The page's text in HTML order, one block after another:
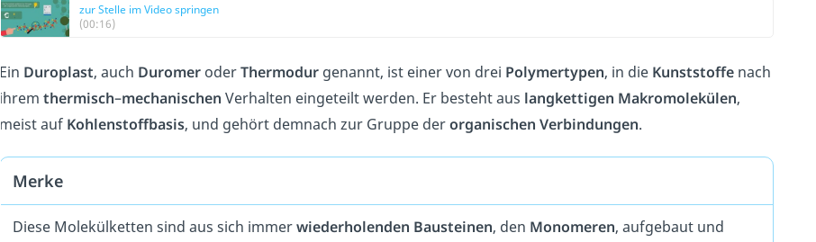
zur Stelle im Video springen
(00:16)
Ein Duroplast, auch Duromer oderThermodur genannt, ist einer von drei Polymertypen, in die Kunststoffe nach
ihrem thermisch–mechanischen Verhalten eingeteilt werden. Er besteht aus langkettigen Makromolekülen,
meist auf Kohlenstoffbasis, und gehört demnach zur Gruppe derorganischen Verbindungen.
Merke
Diese Molekülketten sind aus sich immerwiederholenden Bausteinen, den Monomeren, aufgebaut und